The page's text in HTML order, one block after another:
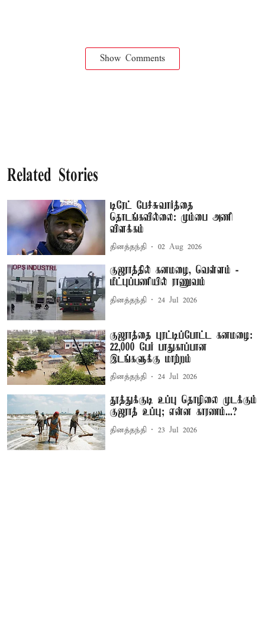
Show Comments
Related Stories
டிரேட் பேச்சுவார்த்தை
தொடங்கவில்லை: மும்பை அணி
விளக்கம்
தினத்தந்தி 02 Aug 2026
குஜராத்தில் கனமழை, வெள்ளம் -
மீட்புப்பணியில் ராணுவம்
தினத்தந்தி 24 Jul 2026
குஜராத்தை புரட்டிப்போட்ட கனமழை:
22,000 பேர் பாதுகாப்பான
இடங்களுக்கு மாற்றம்
தினத்தந்தி 24 Jul 2026
தூத்துக்குடி உப்பு தொழிலை முடக்கும்
குஜராத் உப்பு; என்ன காரணம்...?
தினத்தந்தி 23 Jul 2026